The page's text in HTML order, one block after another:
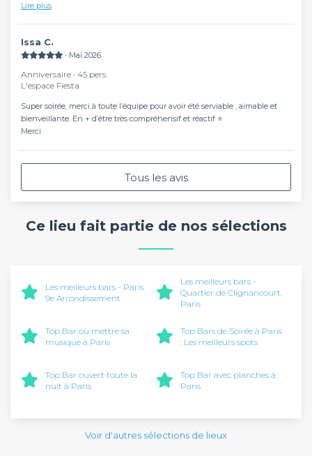
reste de l’équipe hyper sympathique que j’ai pu croiser que rapidement.
Lire plus
Issa C.
∙ Mai 2026
Anniversaire ∙ 45 pers.
L'espace Fiesta
Super soirée, merci à toute l’équipe pour avoir été serviable , aimable et
bienveillante. En + d’être très compréhensif et réactif ⭐️
Merci
Tous les avis
Ce lieu fait partie de nos sélections
Les meilleurs bars - Paris
9e Arrondissement
Les meilleurs bars -
Quartier de Clignancourt,
Paris
Top Bar où mettre sa
musique à Paris
Top Bars de Soirée à Paris
: Les meilleurs spots
Top Bar ouvert toute la
nuit à Paris
Top Bar avec planches à
Paris
Voir d'autres sélections de lieux